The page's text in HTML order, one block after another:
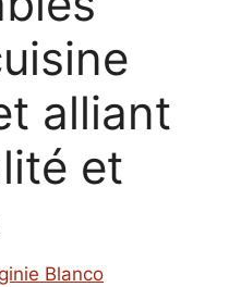
alliant
et
Blanco